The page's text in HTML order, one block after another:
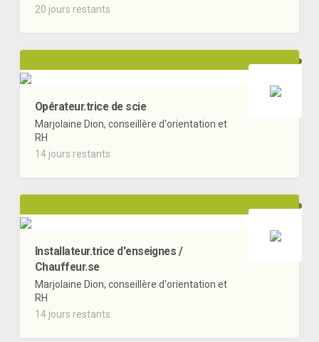
20 jours restants
Opérateur.trice de scie
Marjolaine Dion, conseillère d'orientation et
RH
14 jours restants
Installateur.trice d'enseignes /
Chauffeur.se
Marjolaine Dion, conseillère d'orientation et
RH
14 jours restants